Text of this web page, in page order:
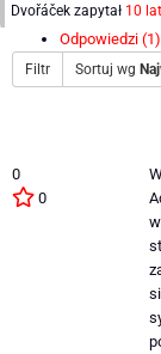
Dvořáček zapytał 10
Odpowiedzi (1)
Filtr Sortuj wg
0
0